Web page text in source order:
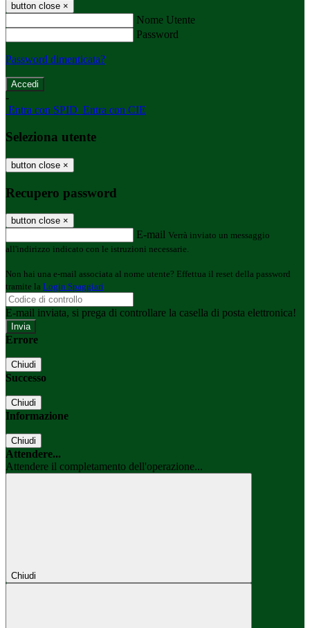
button close ×
Nome Utente
Password
Password dimenticata?
-
Entra con SPID Entra con CIE
Seleziona utente
button close ×
Recupero password
button close ×
E-mail Verrà inviato un messaggio
all'indirizzo indicato con le istruzioni necessarie.
Non hai una e-mail associata al nome utente? Effettua il reset della password
tramite la Login Spaggiari
E-mail inviata, si prega di controllare la casella di posta elettronica!
Errore
Chiudi
Successo
Chiudi
Informazione
Chiudi
Attendere...
Attendere il completamento dell'operazione...
Chiudi